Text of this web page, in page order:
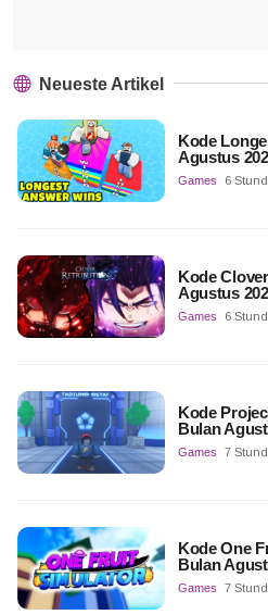
Neueste Artikel
Kode
Agustus
Games 6
Kode
Agustus
Games 6
Kode
Bulan
Games 7
Kode One
Bulan
Games 7